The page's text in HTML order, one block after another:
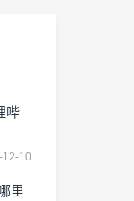
哔
10
里